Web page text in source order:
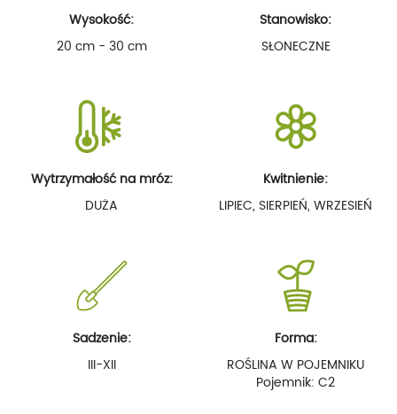
Wysokość:
20 cm - 30 cm
Stanowisko:
SŁONECZNE
Wytrzymałość na mróz:
DUŻA
Kwitnienie:
LIPIEC, SIERPIEŃ, WRZESIEŃ
Sadzenie:
III-XII
Forma:
ROŚLINA W POJEMNIKU
Pojemnik: C2